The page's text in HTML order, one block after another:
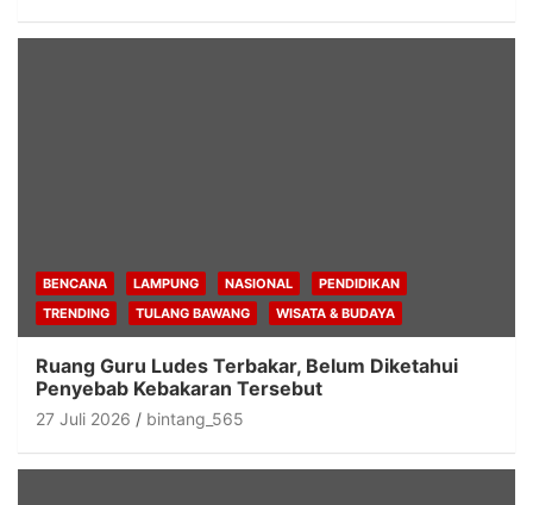
BENCANA LAMPUNG NASIONAL
PENDIDIKAN
TRENDING
TULANG BAWANG WISATA & BUDAYA
Ruang Guru Ludes Terbakar, Belum Diketahui
Penyebab Kebakaran Tersebut
27 Juli 2026 bintang_565